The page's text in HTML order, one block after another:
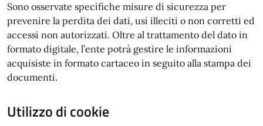
Sono osservate specifiche misure di sicurezza per
prevenire la perdita dei dati, usi illeciti o non corretti ed
accessi non autorizzati. Oltre al trattamento del dato in
formato digitale, l’ente potrà gestire le informazioni
acquisiste in formato cartaceo in seguito alla stampa dei
documenti.
Utilizzo di cookie